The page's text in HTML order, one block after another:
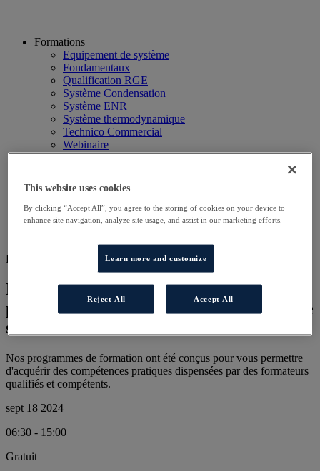
Formations
Equipement de système
Fondamentaux
Qualification RGE
Système Condensation
Système ENR
Système thermodynamique
Technico Commercial
Webinaire
Recherche
Planning
Autres sites
Particulier
DD DISTRI
Préconiser et vendre des systèmes
performants de chauffage et d’eau chaude
sanitaire
Nos programmes de formation ont été conçus pour vous permettre
d'acquérir des compétences pratiques dispensées par des formateurs
qualifiés et compétents.
sept 18 2024
06:30 - 15:00
Gratuit
This website uses cookies
By clicking “Accept All”, you agree to the storing of cookies on your device to
enhance site navigation, analyze site usage, and assist in our marketing efforts.
Learn more and customize
Reject All Accept All